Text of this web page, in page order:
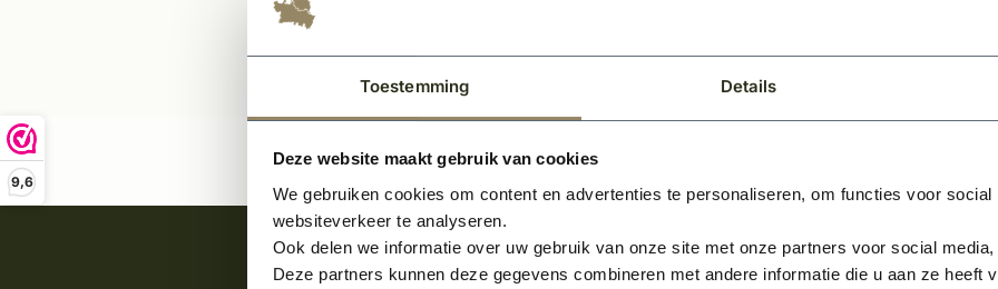
Toestemming Details
Deze website maakt gebruik van cookies
We gebruiken cookies om content en advertenties te personaliseren, om functies voor
websiteverkeer te analyseren.
Ook delen we informatie over uw gebruik van onze site met onze partners voor social
Deze partners kunnen deze gegevens combineren met andere informatie die u aan ze heeft
9,6
Aanmelden voor de